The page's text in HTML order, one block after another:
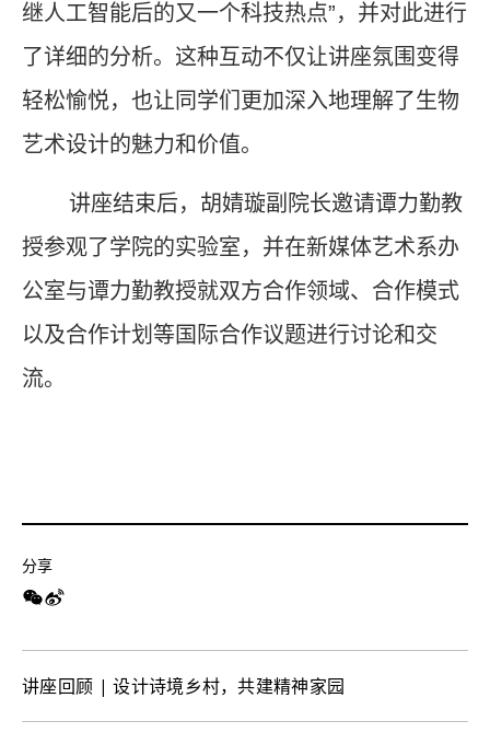
继人工智能后的又一个科技热点”，并对此进行
了详细的分析。这种互动不仅让讲座氛围变得
轻松愉悦，也让同学们更加深入地理解了生物
艺术设计的魅力和价值。
讲座结束后，胡婧璇副院长邀请谭力勤教
授参观了学院的实验室，并在新媒体艺术系办
公室与谭力勤教授就双方合作领域、合作模式
以及合作计划等国际合作议题进行讨论和交
流。
分享
讲座回顾 | 设计诗境乡村，共建精神家园